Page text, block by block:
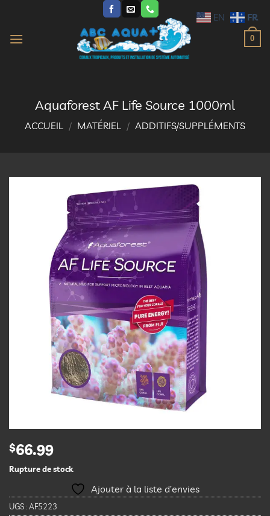
contenu
0
Aquaforest AF Life Source 1000ml
ACCUEIL / MATÉRIEL / ADDITIFS/SUPPLÉMENTS
$66.99
Rupture de stock
Ajouter à la liste d’envies
UGS :AF5223
EN FR